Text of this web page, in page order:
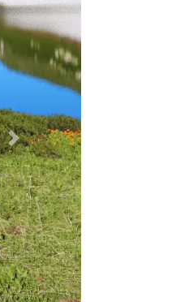
下一個